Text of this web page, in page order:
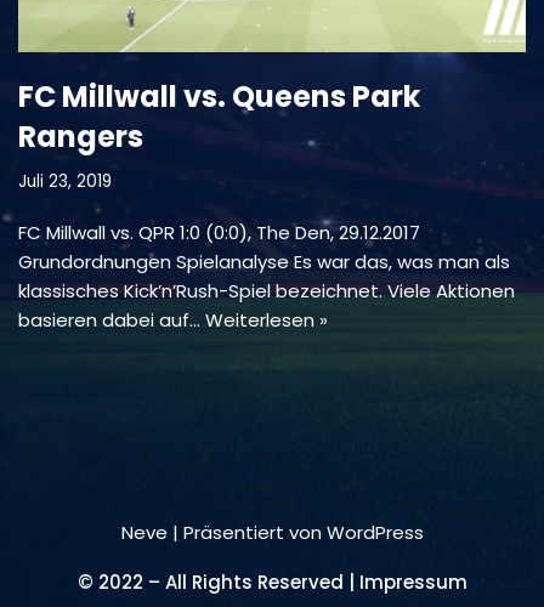
FC Millwall vs. Queens Park
Rangers
Juli 23, 2019
FC Millwall vs. QPR 1:0 (0:0), The Den, 29.12.2017
Grundordnungen Spielanalyse Es war das, was man als
klassisches Kick’n’Rush-Spiel bezeichnet. Viele Aktionen
basieren dabei auf… Weiterlesen »
Neve | Präsentiert vonWordPress
© 2022 – All Rights Reserved | Impressum